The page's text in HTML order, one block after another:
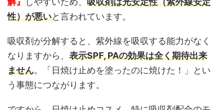
性）が悪いと言われています。
吸収剤が分解すると、紫外線を吸収する能力がなく
なりますから、 表示SPF, PAの効果は全く期待出来
ません。「日焼け止めを塗ったのに焼けた！」とい
う事態につながります。